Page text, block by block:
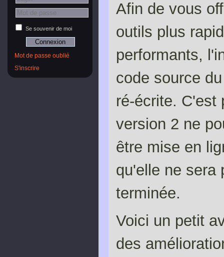
Se souvenir de moi
Mot de passe oublié
S'inscrire
Afin de vous
outils plus
performants,
code source
ré-écrite. C'est
version 2 ne
être mise en
qu'elle ne sera
terminée.
Voici un petit
des